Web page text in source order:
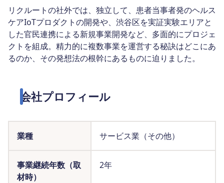
リクルートの社外では、独立して、患者当事者発のヘルス
ケアIoTプロダクトの開発や、渋谷区を実証実験エリアと
した官民連携による新規事業開発など、多面的にプロジェ
クトを組成。精力的に複数事業を運営する秘訣はどこにあ
るのか、その発想法の根幹にあるものに迫りました。
会社プロフィール
業種 サービス業（その他）
事業継続年数（取
材時）
2年